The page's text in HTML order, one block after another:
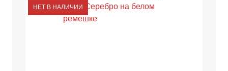
НЕТ В НАЛИЧИИ